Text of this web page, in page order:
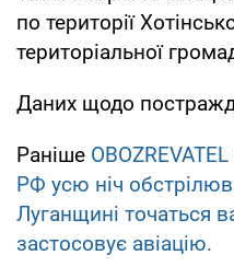
по території
територіальної
Даних щодо
Раніше OBOZREVATEL
РФ усю ніч
Луганщині точаться
застосовує авіацію.